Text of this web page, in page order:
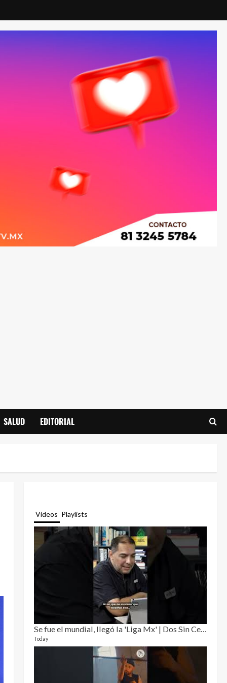
SALUD EDITORIAL
Videos Playlists
Se fue el mundial, llegó la 'Liga Mx' | Dos Sin Cebolla 🎙️
Today
3